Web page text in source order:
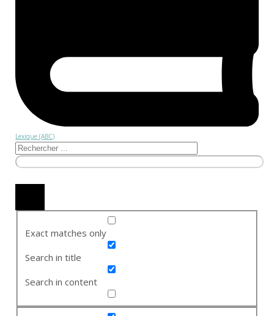
Lexique (ABC)
Exact matches only
Search in title
Search in content